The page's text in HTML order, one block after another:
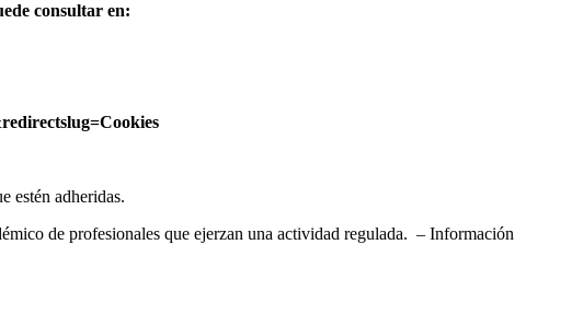
consultar en:
estén adheridas.
de profesionales que ejerzan una actividad regulada. – Información